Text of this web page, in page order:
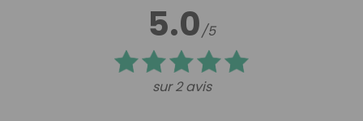
5.0/5
sur 2 avis